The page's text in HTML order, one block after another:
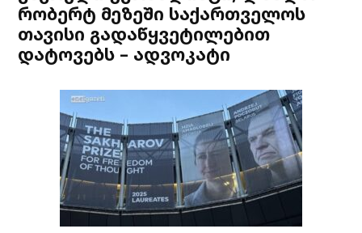
რობერტ მეზეში საქართველოს
თავისი გადაწყვეტილებით
დატოვებს – ადვოკატი